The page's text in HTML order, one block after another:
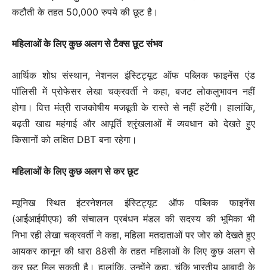
कटौती के तहत 50,000 रुपये की छूट है।
महिलाओं के लिए कुछ अलग से टैक्स छूट संभव
आर्थिक शोध संस्थान, नेशनल इंस्टिट्यूट ऑफ पब्लिक फाइनेंस एंड
पॉलिसी में प्रोफेसर लेखा चक्रवर्ती ने कहा, बजट लोकलुभावन नहीं
होगा। वित्त मंत्री राजकोषीय मजबूती के रास्ते से नहीं हटेंगी। हालांकि,
बढ़ती खाद्य महंगाई और आपूर्ति श्रृंखलाओं में व्यवधान को देखते हुए
किसानों को लक्षित DBT बना रहेगा।
महिलाओं के लिए कुछ अलग से कर छूट
म्यूनिख स्थित इंटरनेशनल इंस्टिट्यूट ऑफ पब्लिक फाइनेंस
(आईआईपीएफ) की संचालन प्रबंधन मंडल की सदस्य की भूमिका भी
निभा रही लेखा चक्रवर्ती ने कहा, महिला मतदाताओं पर जोर को देखते हुए
आयकर कानून की धारा 88सी के तहत महिलाओं के लिए कुछ अलग से
कर छूट मिल सकती है। हालांकि, उन्होंने कहा, चूंकि भारतीय आबादी के